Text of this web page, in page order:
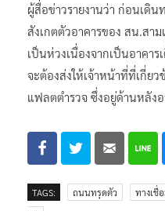
ผู้สื่อข่าวรายงานว่า ก่อนเดิ
สังเกตตัวอาคารของ สน.ส
เป็นห่วงเนื่องจากเป็นอาคา
จะต้องส่งให้เจ้าหน้าที่ที่เกี่ยว
แฟลตตำรวจ ซึ่งอยู่ด้านหลัง
TAGS: ถนนทรุดตัว ทางเชื่